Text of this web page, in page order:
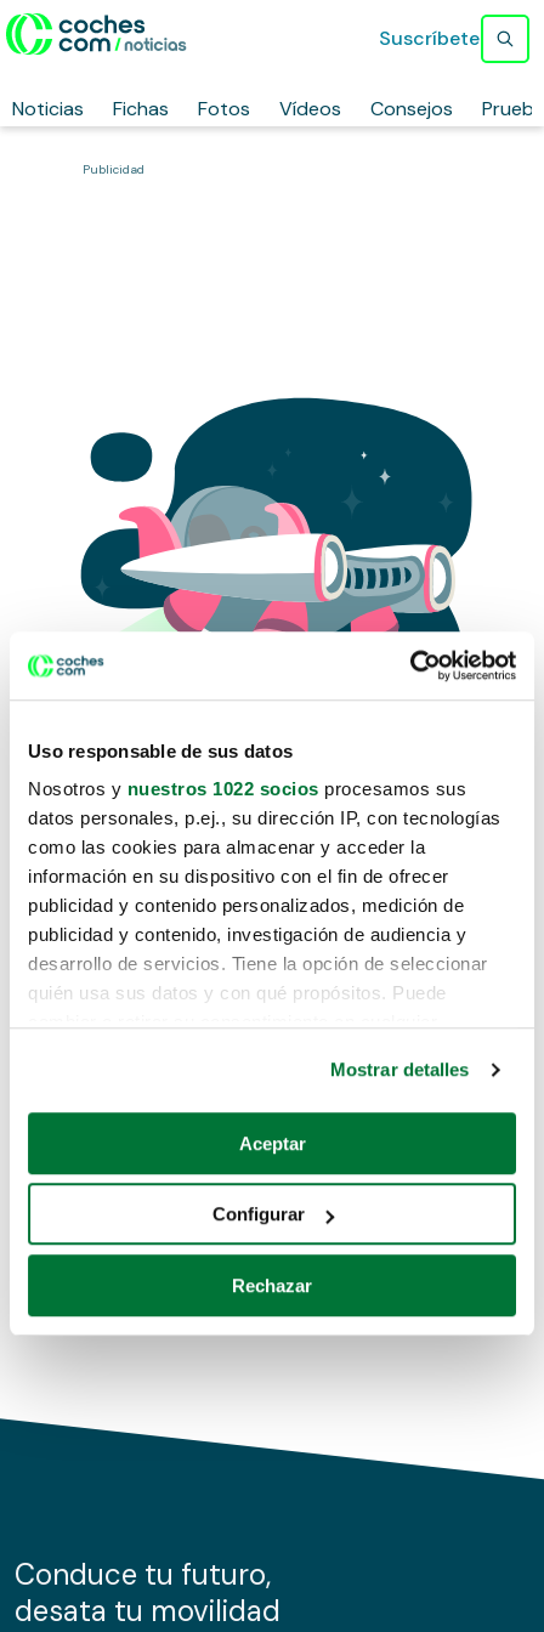
Uso responsable de sus datos
Nosotros y nuestros 1022 socios procesamos sus
datos personales, p.ej., su dirección IP, con tecnologías
como las cookies para almacenar y acceder la
información en su dispositivo con el fin de ofrecer
publicidad y contenido personalizados, medición de
publicidad y contenido, investigación de audiencia y
desarrollo de servicios. Tiene la opción de seleccionar
quién usa sus datos y con qué propósitos. Puede
Si lo permite, también quisiéramos:
Recopilar información sobre su ubicación geográfica
Identificar su dispositivo analizándolo activamente
para buscar características específicas (huellas
Obtenga más información sobre cómo se procesan sus
de cookies.
información sobre el uso que haga del sitio web con
nuestros partners de redes sociales, publicidad y análisis
Mostrar detalles
Aceptar
Configurar
Rechazar
Noticias Fichas Fotos Vídeos Consejos
Suscríbete
Publicidad
Lo sentimos, no sabemos como
te hemos traido hasta aquí.
Pero puedes encontrar el coche que estás
buscando en alguno de estos enlaces:
Coches de segunda mano
Coches de km0
Conduce tu futuro,
desata tu movilidad